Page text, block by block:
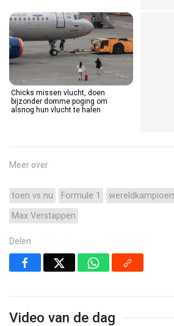
Chicks missen vlucht, doen
bijzonder domme poging om
alsnog hun vlucht te halen
Meer over
toen vs nu Formule 1 wereldkampioen
Max Verstappen
Delen
Video van de dag